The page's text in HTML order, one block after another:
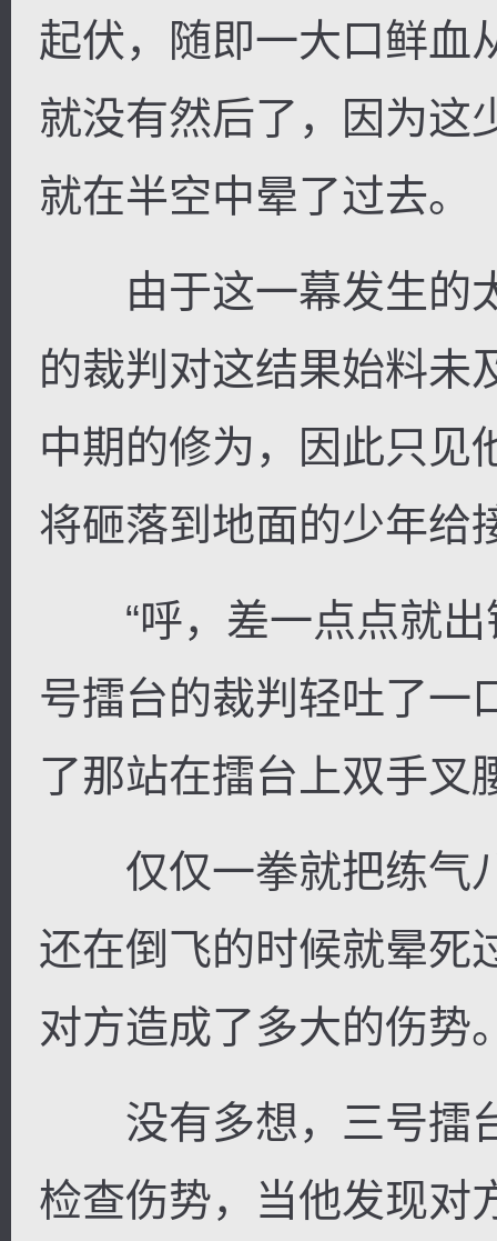
起伏，随即一大口鲜
就没有然后了，因为这
就在半空中晕了过去。
由于这一幕发生的
的裁判对这结果始料未
中期的修为，因此只见
将砸落到地面的少年给
“呼，差一点点就出
号擂台的裁判轻吐了一
了那站在擂台上双手叉
仅仅一拳就把练气
还在倒飞的时候就晕死
对方造成了多大的伤势
没有多想，三号擂
检查伤势，当他发现对